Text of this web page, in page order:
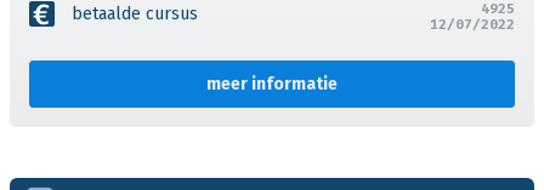
betaalde cursus
meer informatie
4925
12/07/2022